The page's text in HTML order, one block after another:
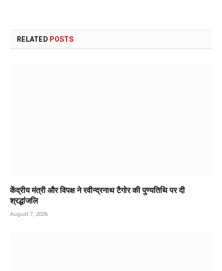
RELATED POSTS
केंद्रीय मंत्री और विपक्ष ने रवीन्द्रनाथ टैगोर की पुण्यतिथि पर दी
श्रद्धांजलि
August 7, 2026